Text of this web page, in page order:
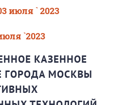
июля ` 2023
`2023
КАЗЕННОЕ
ГОРОДА МОСКВЫ